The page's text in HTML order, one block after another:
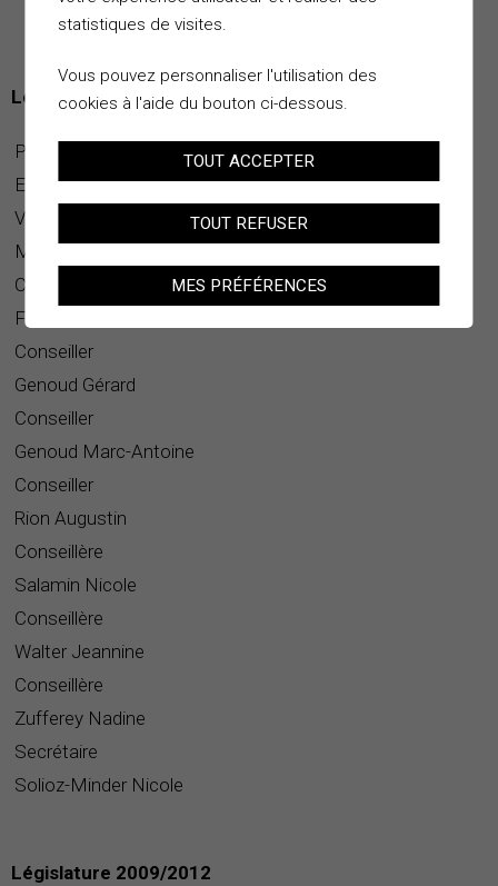
Législature 2013/2016
Président
Epiney Simon
Vice-président
Melly David
Conseillère
Favre Christiane
Conseiller
Genoud Gérard
Conseiller
Genoud Marc-Antoine
Conseiller
Rion Augustin
Conseillère
Salamin Nicole
Conseillère
Walter Jeannine
Conseillère
Zufferey Nadine
Secrétaire
Solioz-Minder Nicole
Législature 2009/2012
statistiques de visites.
Vous pouvez personnaliser l'utilisation des
cookies à l'aide du bouton ci-dessous.
TOUT ACCEPTER
TOUT REFUSER
MES PRÉFÉRENCES